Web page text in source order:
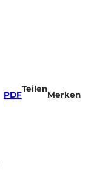
PDF
Teilen
Merken